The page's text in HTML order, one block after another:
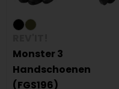
Monster 3
Handschoenen
(FGS196)